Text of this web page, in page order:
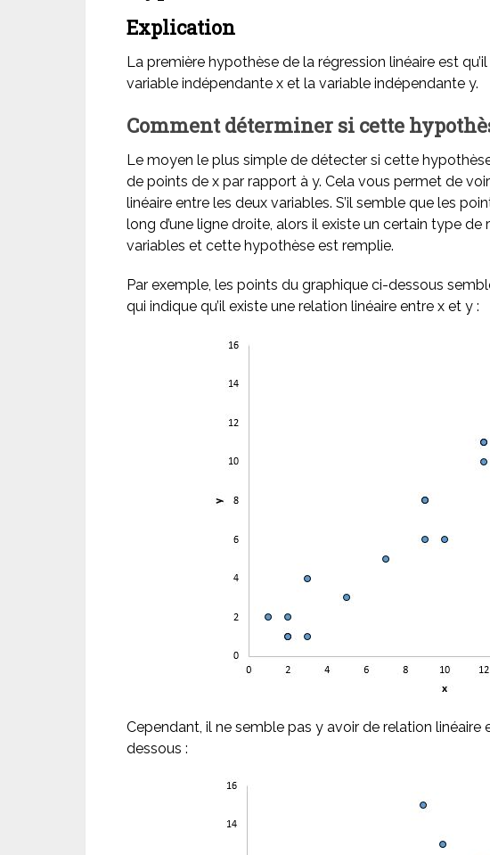
Explication
La première hypothèse de la régression linéaire est
variable indépendante x et la variable indépendante y.
Comment déterminer si cette
Le moyen le plus simple de détecter si cette
de points de x par rapport à y. Cela vous permet de
linéaire entre les deux variables. S’il semble que les
long d’une ligne droite, alors il existe un certain type de
variables et cette hypothèse est remplie.
Par exemple, les points du graphique ci-dessous
qui indique qu’il existe une relation linéaire entre x et y :
Cependant, il ne semble pas y avoir de relation linéaire
dessous :